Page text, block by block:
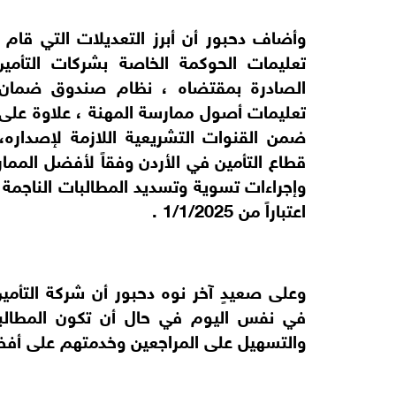
وأضاف دحبور أن أبرز التعديلات التي
تعليمات الحوكمة الخاصة بشركات
الصادرة بمقتضاه ، نظام صندوق
تعليمات أصول ممارسة المهنة ، علاوة
ضمن القنوات التشريعية اللازمة
قطاع التأمين في الأردن وفقاً لأفضل
اعتباراً من 1/1/2025 .
وعلى صعيدٍ آخر نوه دحبور أن شركة
في نفس اليوم في حال أن تكون
والتسهيل على المراجعين وخدمتهم على